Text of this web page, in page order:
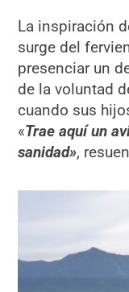
La inspiración
surge del
presenciar un
de la voluntad
cuando sus
«Trae aquí un
sanidad»,